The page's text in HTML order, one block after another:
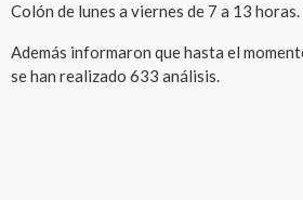
Colón de lunes a viernes de 7 a 13 horas.
Además informaron que hasta el
se han realizado 633 análisis.